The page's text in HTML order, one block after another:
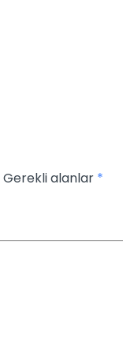
Gerekli alanlar *